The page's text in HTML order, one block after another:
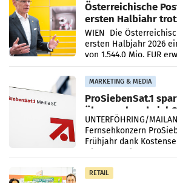
Österreichische
ersten Halbjahr
Briefgeschäft
WIEN Die
ersten Halbjahr 2026
von 1.544,0 Mio. EUR
einem Plus von 3,8
Vergleichszeitraum
MARKETING & MEDIA
ProSiebenSat.1
überraschend viel
UNTERFÖHRING/
Fernsehkonzern
Frühjahr dank
RETAIL